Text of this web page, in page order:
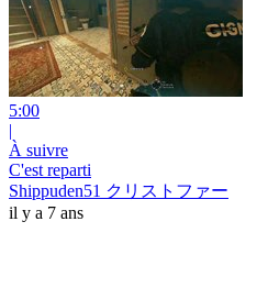
5:00
|
À suivre
C'est reparti
Shippuden51 クリストファー
il y a 7 ans